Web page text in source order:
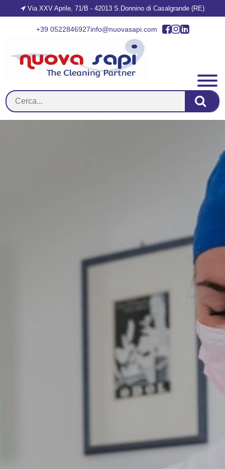
Via XXV Aprile, 71/B - 42013 S.Donnino di Casalgrande (RE)
+39 0522846927info@nuovasapi.com